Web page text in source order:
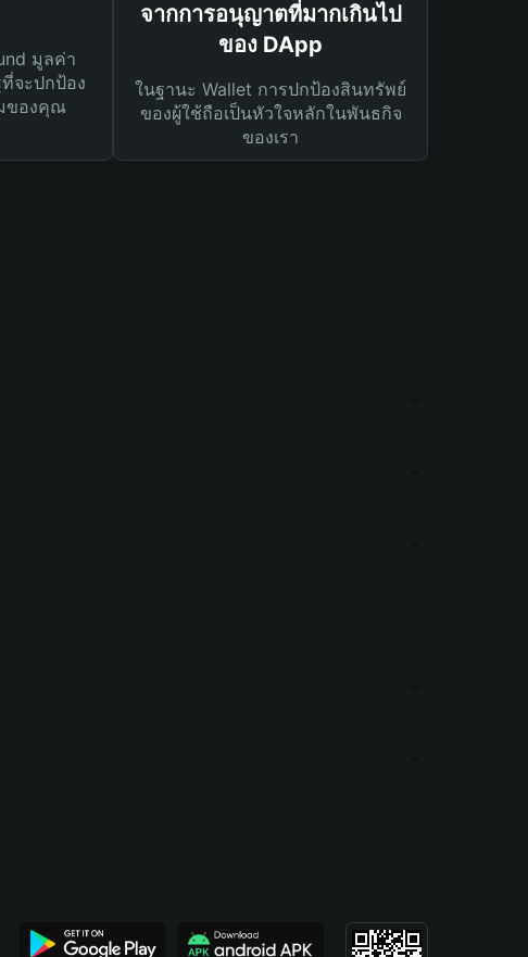
มูลค่า
จะปกป้อง
ของคุณ
จากการอนุญาตที่มากเกินไป
ของ DApp
ในฐานะ Wallet การปกป้องสินทรัพย์
ของผู้ใช้ถือเป็นหัวใจหลักในพันธกิจ
ของเรา